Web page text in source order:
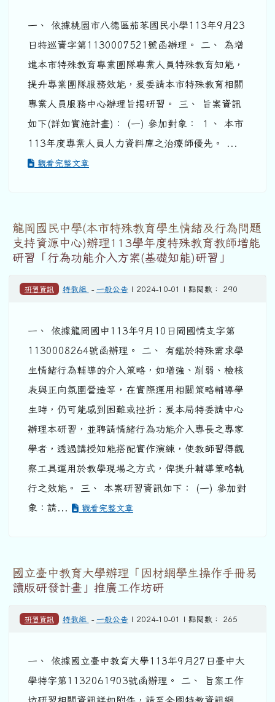
一、 依據桃園市八德區茄苳國民小學113年9月23
日特巡資字第1130007521號函辦理。 二、 為增
進本市特殊教育專業團隊專業人員特殊教育知能，
提升專業團隊服務效能，爰委請本市特殊教育相關
專業人員服務中心辦理旨揭研習。 三、 旨案資訊
如下(詳如實施計畫)： (一) 參加對象： １、 本市
113年度專業人員人力資料庫之治療師優先。 ...
觀看完整文章
龍岡國民中學(本市特殊教育學生情緒及行為問題
支持資源中心)辦理113學年度特殊教育教師增能
研習「行為功能介入方案(基礎知能)研習」
研習資訊 特教組 - 一般公告 | 2024-10-01 | 點閱數： 290
一、 依據龍岡國中113年9月10日岡國情支字第
1130008264號函辦理。 二、 有鑑於特殊需求學
生情緒行為輔導的介入策略，如增強、削弱、檢核
表與正向氛圍營造等，在實際運用相關策略輔導學
生時，仍可能感到困難或挫折；爰本局特委請中心
辦理本研習，並聘請情緒行為功能介入專長之專家
學者，透過講授知能搭配實作演練，使教師習得觀
察工具運用於教學現場之方式，俾提升輔導策略執
行之效能。 三、 本案研習資訊如下： (一) 參加對
象：請...
觀看完整文章
國立臺中教育大學辦理「因材網學生操作手冊易
讀版研發計畫」推廣工作坊研
研習資訊 特教組 - 一般公告 | 2024-10-01 | 點閱數： 265
一、 依據國立臺中教育大學113年9月27日臺中大
學特字第1132061903號函辦理。 二、 旨案工作